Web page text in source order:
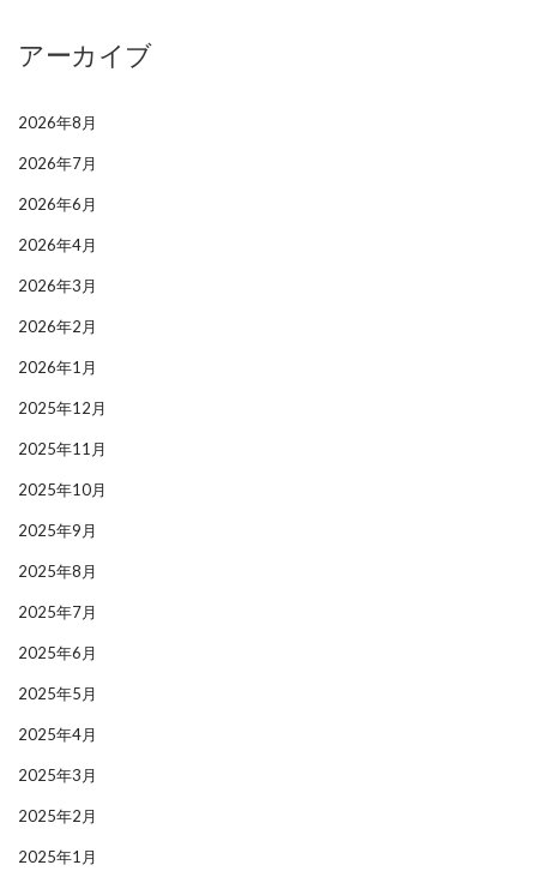
アーカイブ
2026年8月
2026年7月
2026年6月
2026年4月
2026年3月
2026年2月
2026年1月
2025年12月
2025年11月
2025年10月
2025年9月
2025年8月
2025年7月
2025年6月
2025年5月
2025年4月
2025年3月
2025年2月
2025年1月